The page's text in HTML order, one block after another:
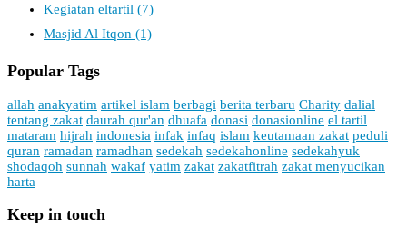
Kegiatan eltartil (7)
Masjid Al Itqon (1)
Popular Tags
allah anakyatim artikel islam berbagi berita terbaru Charity dalial
tentang zakat daurah qur'an dhuafa donasi donasionline el tartil
mataram hijrah indonesia infak infaq islam keutamaan zakat peduli
quran ramadan ramadhan sedekah sedekahonline sedekahyuk
shodaqoh sunnah wakaf yatim zakat zakatfitrah zakat menyucikan
harta
Keep in touch